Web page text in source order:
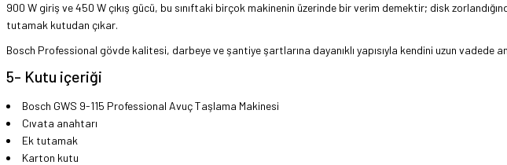
900 W giriş ve 450 W çıkış gücü, bu sınıftaki birçok makinenin üzerinde bir verim demektir; disk
tutamak kutudan çıkar.
Bosch Professional gövde kalitesi, darbeye ve şantiye şartlarına dayanıklı yapısıyla kendini uzun
5- Kutu içeriği
Bosch GWS 9-115 Professional Avuç Taşlama Makinesi
Cıvata anahtarı
Ek tutamak
Karton kutu